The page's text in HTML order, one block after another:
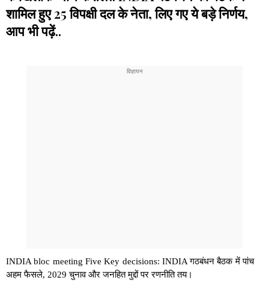
शामिल हुए 25 विपक्षी दल के नेता, लिए गए ये बड़े निर्णय,
आप भी पढ़ें..
INDIA bloc meeting Five Key decisions: INDIA गठबंधन बैठक में पांच
अहम फैसले, 2029 चुनाव और जनहित मुद्दों पर रणनीति तय।